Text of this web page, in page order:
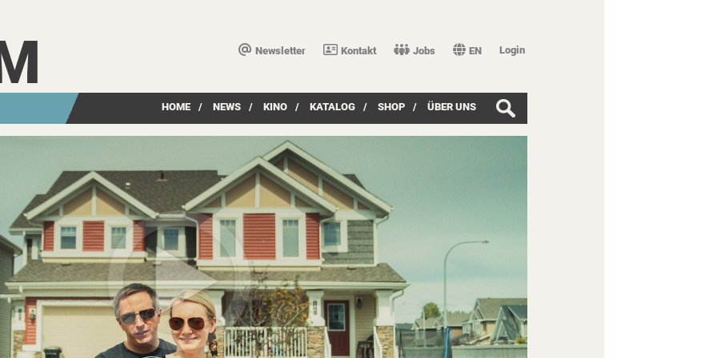
Newsletter Kontakt Jobs EN Login
HOME / NEWS / KINO / KATALOG / SHOP / ÜBER UNS